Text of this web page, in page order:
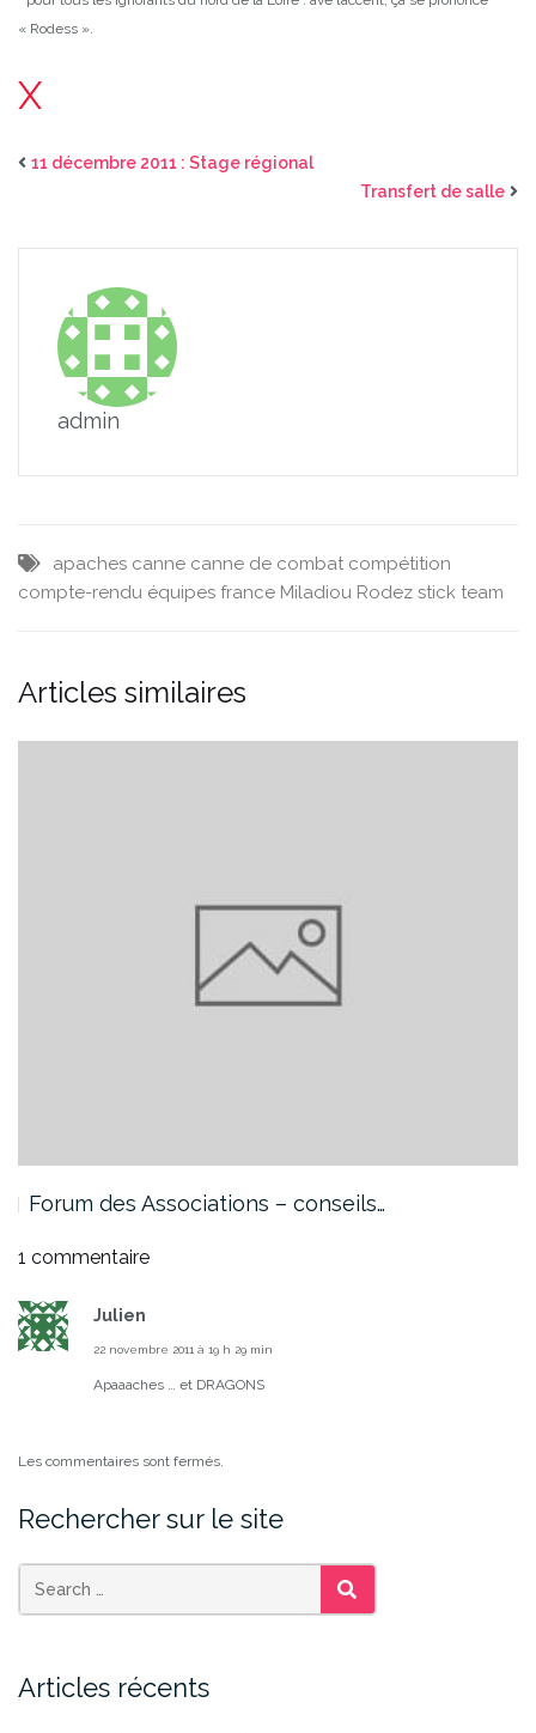
« Rodess ».
X
11 décembre 2011 : Stage régional
Transfert de salle
admin
apaches canne canne de combat compétition
compte-rendu équipes france Miladiou Rodez stick team
Articles similaires
Forum des Associations – conseils…
1 commentaire
Julien
22 novembre 2011 à 19 h 29 min
Apaaaches … et DRAGONS
Les commentaires sont fermés.
Rechercher sur le site
SEARCH
Articles récents